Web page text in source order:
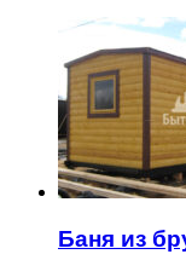
Баня из